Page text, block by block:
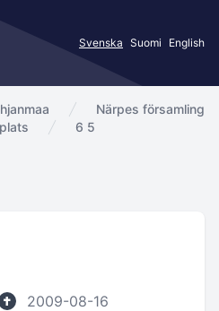
Svenska Suomi English
Närpes församling
6 5
2009-08-16